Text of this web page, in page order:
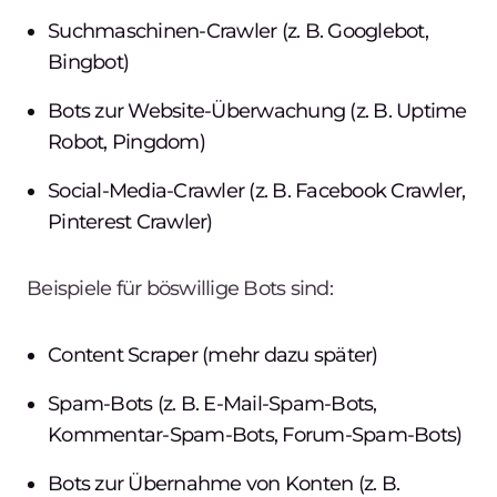
Suchmaschinen-Crawler (z. B. Googlebot,
Bingbot)
Bots zur Website-Überwachung (z. B. Uptime
Robot, Pingdom)
Social-Media-Crawler (z. B. Facebook Crawler,
Pinterest Crawler)
Beispiele für böswillige Bots sind:
Content Scraper (mehr dazu später)
Spam-Bots (z. B. E-Mail-Spam-Bots,
Kommentar-Spam-Bots, Forum-Spam-Bots)
Bots zur Übernahme von Konten (z. B.